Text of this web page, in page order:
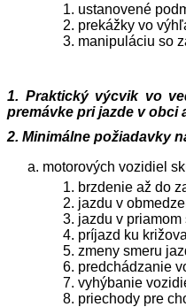
ustanovené
prekážky vo
manipuláciu so
1. Praktický výcvik vo
premávke pri jazde v obci
2. Minimálne požiadavky
motorových vozidiel
brzdenie až do
jazdu v
jazdu v
príjazd ku
zmeny smeru
predchádzanie
vyhýbanie
priechody pre